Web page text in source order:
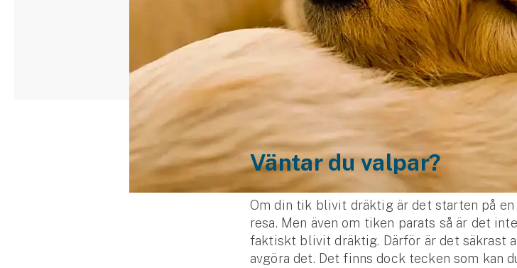
Jakthundsförsäkring
Väntar du valpar?
Om din tik blivit dräktig är det starten på en
resa. Men även om tiken parats så är det
faktiskt blivit dräktig. Därför är det säkrast
avgöra det. Det finns dock tecken som kan